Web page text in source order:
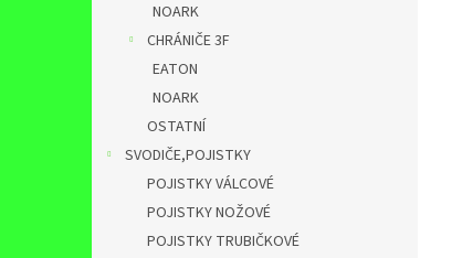
NOARK
CHRÁNIČE 3F
EATON
NOARK
OSTATNÍ
SVODIČE,POJISTKY
POJISTKY VÁLCOVÉ
POJISTKY NOŽOVÉ
POJISTKY TRUBIČKOVÉ